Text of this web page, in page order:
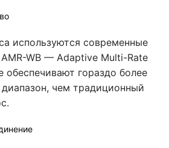
используются современные
WB — Adaptive Multi-Rate
обеспечивают гораздо более
чем традиционный